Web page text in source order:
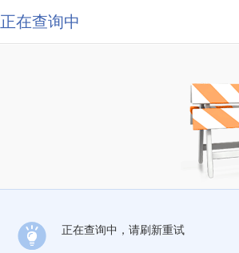
正在查询中
正在查询中，请刷新重试